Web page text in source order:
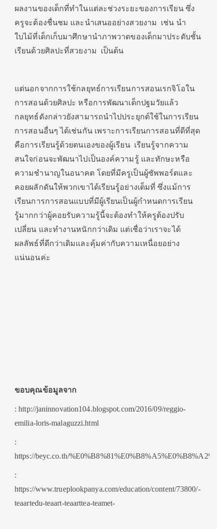
ผลงานของเด็กที่ทำในแต่ละช่วงระยะของการเรียน ซึ่ง
ครูจะต้องชื่นชม และนำเสนออย่างสวยงาม เช่น นำ
ใบไม้ที่เด็กเก็บมาศึกษานำภาพวาดของเด็กมาประดับชั้น
เรียนด้วยศิลปะที่สวยงาม เป็นต้น
แต่นอกจากการใช้กลยุทธ์การเรียนการสอนเรกจิโอใน
การสอนด้วยศิลปะ หรือการพัฒนาเด็กปฐมวัยแล้ว
กลยุทธ์ดังกล่าวยังสามารถนำไปประยุกต์ใช้ในการเรียน
การสอนอื่นๆ ได้เช่นกัน เพราะการเรียนการสอนที่ดีที่สุด
คือการเรียนรู้ด้วยตนเองของผู้เรียน เรียนรู้จากความ
สนใจก่อนจะพัฒนาไปเป็นองค์ความรู้ และทักษะหรือ
ความชำนาญในอนาคต โดยที่มีครูเป็นผู้ซัพพอร์ตและ
คอยผลักดันให้พวกเขาได้เรียนรู้อย่างเต็มที่ ซึ่งแม้การ
เรียนการการสอนแบบที่มีผู้เรียนเป็นผู้กำหนดการเรียน
รู้มากกว่าผู้คอยรับความรู้นี้จะต้องทำให้ครูต้องปรับ
เปลี่ยน และทำงานหนักกว่าเดิม แต่เชื่อว่าเราจะได้
ผลลัพธ์ที่ดีกว่าเดิมและคุ้มค่ากับความเหนื่อยอย่าง
แน่นอนค่ะ
ขอบคุณข้อมูลจาก
: http://janinnovation104.blogspot.com/2016/09/reggio-
emilia-loris-malaguzzi.html
:
https://beyc.co.th/
:
https://www.trueplookpanya.com/education/content/73800/-
teaartedu-teaart-teaarttea-teamet-